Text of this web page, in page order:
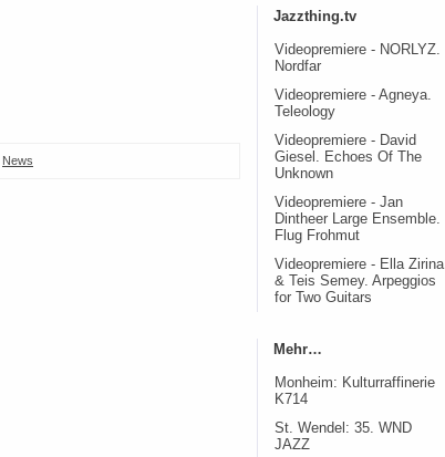
News
Jazzthing.tv
Videopremiere - NORLYZ.
Nordfar
Videopremiere - Agneya.
Teleology
Videopremiere - David
Giesel. Echoes Of The
Unknown
Videopremiere - Jan
Dintheer Large Ensemble.
Flug Frohmut
Videopremiere - Ella Zirina
& Teis Semey. Arpeggios
for Two Guitars
Mehr…
Monheim: Kulturraffinerie
K714
St. Wendel: 35. WND
JAZZ